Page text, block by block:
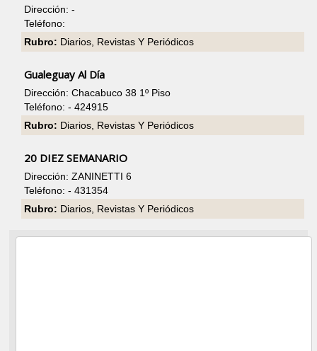
Dirección: -
Teléfono:
Rubro: Diarios, Revistas Y Periódicos
Gualeguay Al Día
Dirección: Chacabuco 38 1º Piso
Teléfono: - 424915
Rubro: Diarios, Revistas Y Periódicos
20 DIEZ SEMANARIO
Dirección: ZANINETTI 6
Teléfono: - 431354
Rubro: Diarios, Revistas Y Periódicos